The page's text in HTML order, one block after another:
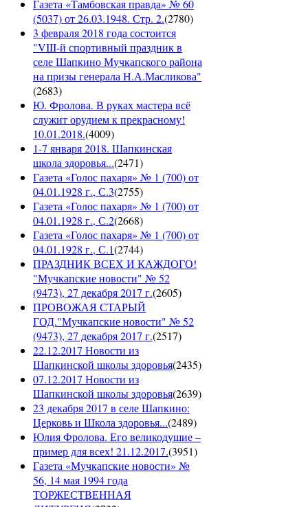
Газета «Тамбовская правда» № 60
(5037) от 26.03.1948. Стр. 2.(2780)
3 февраля 2018 года состоится
"VIII-й спортивный праздник в
селе Шапкино Мучкапского района
на призы генерала Н.А.Масликова"
(2683)
Ю. Фролова. В руках мастера всё
служит орудием к прекрасному!
10.01.2018.(4009)
1-7 января 2018. Шапкинская
школа здоровья...(2471)
Газета «Голос пахаря» № 1 (700) от
04.01.1928 г., С.3(2755)
Газета «Голос пахаря» № 1 (700) от
04.01.1928 г., С.2(2668)
Газета «Голос пахаря» № 1 (700) от
04.01.1928 г., С.1(2744)
ПРАЗДНИК ВСЕХ И КАЖДОГО!
"Мучкапские новости" № 52
(9473), 27 декабря 2017 г.(2605)
ПРОВОЖАЯ СТАРЫЙ
ГОД."Мучкапские новости" № 52
(9473), 27 декабря 2017 г.(2517)
22.12.2017 Новости из
Шапкинской школы здоровья(2435)
07.12.2017 Новости из
Шапкинской школы здоровья(2639)
23 декабря 2017 в селе Шапкино:
Церковь и Школа здоровья...(2489)
Юлия Фролова. Его великодушие –
пример для всех! 21.12.2017.(3951)
Газета «Мучкапские новости» №
56, 14 мая 1994 года
ТОРЖЕСТВЕННАЯ